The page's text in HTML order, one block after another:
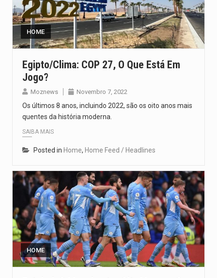
O pagamento marca o desfecho de um dos processos mais…
O programa, cuja implementação está prevista entre abril de 2026…
HOME
Egipto/Clima: COP 27, O Que Está Em
Jogo?
Moznews Novembro 7, 2022
Os últimos 8 anos, incluindo 2022, são os oito anos mais
quentes da história moderna.
SAIBA MAIS
Posted in Home, Home Feed / Headlines
HOME